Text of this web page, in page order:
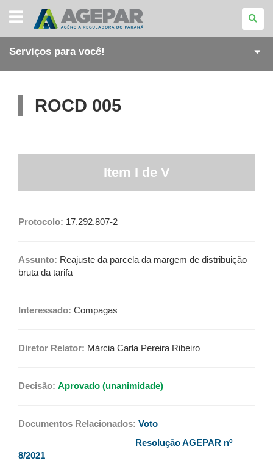
AGÊNCIA
REGULADORA
DO
PARANÁ
Serviços para você!
ROCD 005
Item I de V
Protocolo: 17.292.807-2
Assunto: Reajuste da parcela da margem de distribuição
bruta da tarifa
Interessado: Compagas
Diretor Relator: Márcia Carla Pereira Ribeiro
Decisão: Aprovado (unanimidade)
Documentos Relacionados: Voto
Resolução AGEPAR nº
8/2021